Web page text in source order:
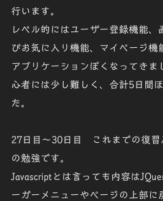
行います。
レベル的にはユーザー登録機能、
びお気に入り機能、マイページ機
アプリケーションぽくなってきま
心者には少し難しく、合計5日間
た。
27日目～30日目
これまでの復習
の勉強です。
Javascriptとは言っても内容は
ーガーメニューやページの上部に